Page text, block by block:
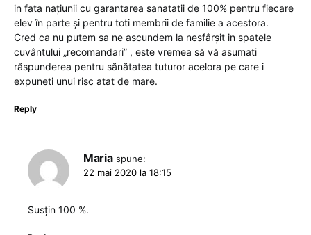
in fata națiunii cu garantarea sanatatii de 100% pentru fiecare
elev în parte și pentru toti membrii de familie a acestora.
Cred ca nu putem sa ne ascundem la nesfârșit in spatele
cuvântului „recomandari” , este vremea să vă asumati
răspunderea pentru sănătatea tuturor acelora pe care i
expuneti unui risc atat de mare.
Reply
Maria spune:
22 mai 2020 la 18:15
Susțin 100 %.